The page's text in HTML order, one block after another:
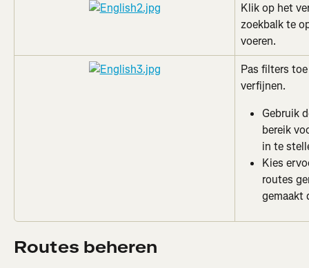
Klik op het
zoekbalk te
voeren.
Pas filters
verfijnen.
Gebruik
bereik
in te
Kies
routes
gemaakt
Routes beheren